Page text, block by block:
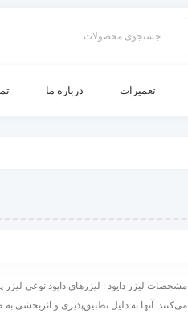
تعمیرات درباره ما
مشخصات لیزر دایود : لیزرهای دایود نوعی لیزر
می‌کنند. آنها به دلیل تطبیق‌پذیری و اثربخشی